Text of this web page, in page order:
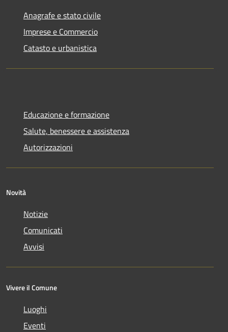
Anagrafe e stato civile
Imprese e Commercio
Catasto e urbanistica
Educazione e formazione
Salute, benessere e assistenza
Autorizzazioni
Novità
Notizie
Comunicati
Avvisi
Vivere il Comune
Luoghi
Eventi